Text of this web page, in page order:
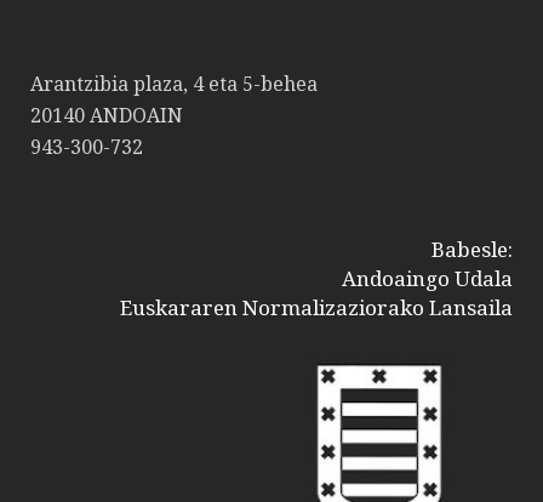
Arantzibia plaza, 4 eta 5-behea
20140 ANDOAIN
943-300-732
Babesle:
Andoaingo Udala
Euskararen Normalizaziorako Lansaila